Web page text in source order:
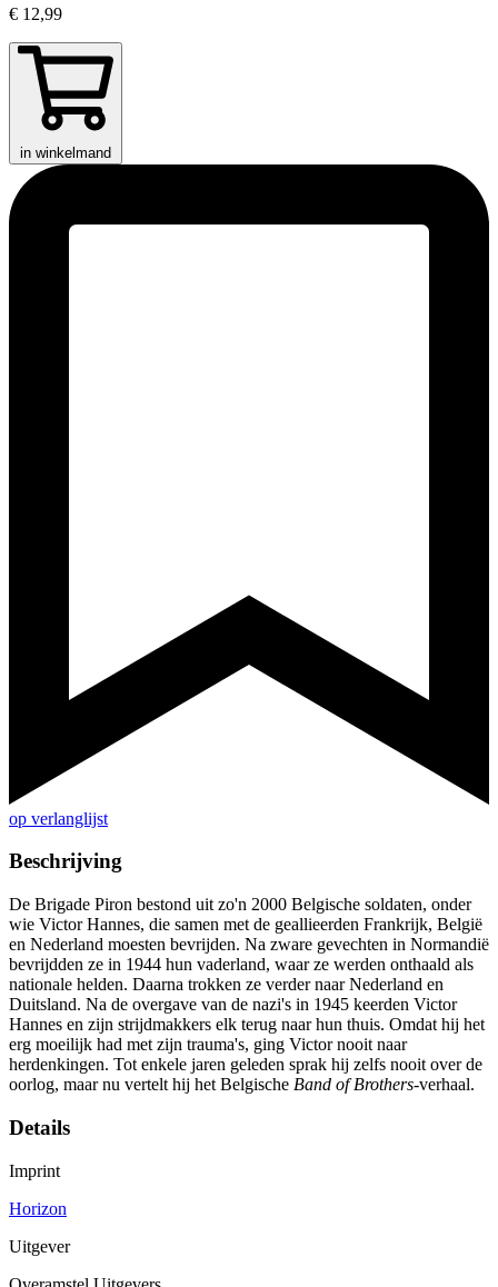
€ 12,99
in winkelmand
op verlanglijst
Beschrijving
De Brigade Piron bestond uit zo'n 2000 Belgische soldaten, onder
wie Victor Hannes, die samen met de geallieerden Frankrijk, België
en Nederland moesten bevrijden. Na zware gevechten in Normandië
bevrijdden ze in 1944 hun vaderland, waar ze werden onthaald als
nationale helden. Daarna trokken ze verder naar Nederland en
Duitsland. Na de overgave van de nazi's in 1945 keerden Victor
Hannes en zijn strijdmakkers elk terug naar hun thuis. Omdat hij het
erg moeilijk had met zijn trauma's, ging Victor nooit naar
herdenkingen. Tot enkele jaren geleden sprak hij zelfs nooit over de
oorlog, maar nu vertelt hij het Belgische Band of Brothers-verhaal.
Details
Imprint
Horizon
Uitgever